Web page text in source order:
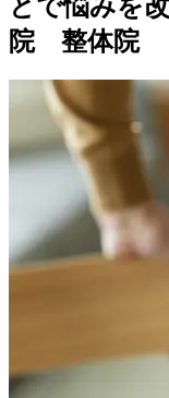
とで悩み
院 整体院